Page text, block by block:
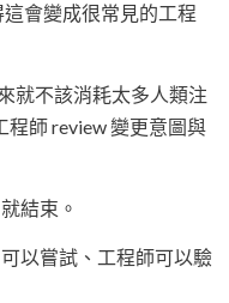
會變成很常見的工程
就不該消耗太多人類注
程師 review 變更意圖與
結束。
以嘗試、工程師可以驗